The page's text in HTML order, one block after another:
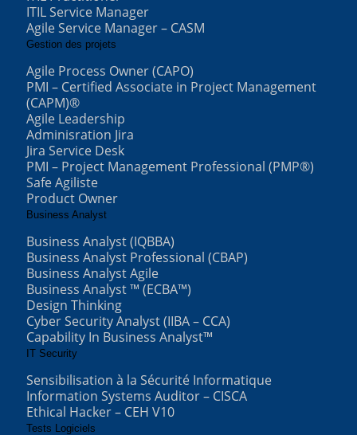
ITIL Service Manager
Agile Service Manager – CASM
Gestion des projets
Agile Process Owner (CAPO)
PMI – Certified Associate in Project Management
(CAPM)®
Agile Leadership
Adminisration Jira
Jira Service Desk
PMI – Project Management Professional (PMP®)
Safe Agiliste
Product Owner
Business Analyst
Business Analyst (IQBBA)
Business Analyst Professional (CBAP)
Business Analyst Agile
Business Analyst ™ (ECBA™)
Design Thinking
Cyber Security Analyst (IIBA – CCA)
Capability In Business Analyst™
IT Security
Sensibilisation à la Sécurité Informatique
Information Systems Auditor – CISCA
Ethical Hacker – CEH V10
Tests Logiciels